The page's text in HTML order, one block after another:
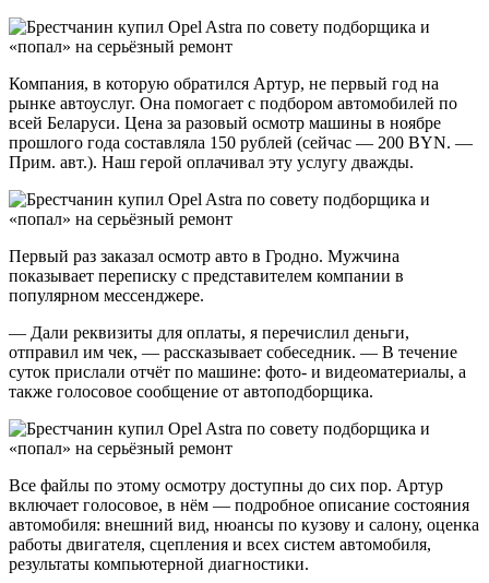
Компания, в которую обратился Артур, не первый год на
рынке автоуслуг. Она помогает с подбором автомобилей по
всей Беларуси. Цена за разовый осмотр машины в ноябре
прошлого года составляла 150 рублей (сейчас — 200 BYN. —
Прим. авт.). Наш герой оплачивал эту услугу дважды.
Первый раз заказал осмотр авто в Гродно. Мужчина
показывает переписку с представителем компании в
популярном мессенджере.
— Дали реквизиты для оплаты, я перечислил деньги,
отправил им чек, — рассказывает собеседник. — В течение
суток прислали отчёт по машине: фото- и видеоматериалы, а
также голосовое сообщение от автоподборщика.
Все файлы по этому осмотру доступны до сих пор. Артур
включает голосовое, в нём — подробное описание состояния
автомобиля: внешний вид, нюансы по кузову и салону, оценка
работы двигателя, сцепления и всех систем автомобиля,
результаты компьютерной диагностики.